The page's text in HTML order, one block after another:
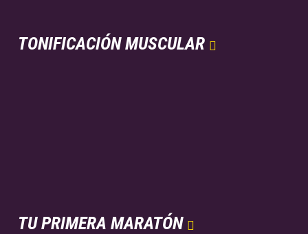
TONIFICACIÓN MUSCULAR 
TU PRIMERA MARATÓN 